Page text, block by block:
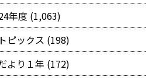
年度 (1,063)
ピックス (198)
より１年 (172)